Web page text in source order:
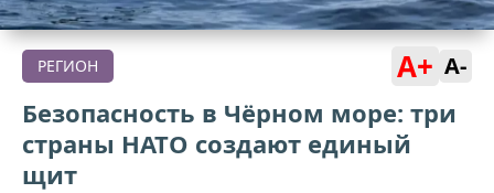
РЕГИОН A+ A-
Безопасность в Чёрном море: три
страны НАТО создают единый
щит